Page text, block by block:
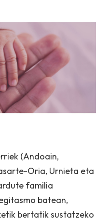
(Andoain,
Oria, Urnieta eta
familia
batean,
bertatik sustatzeko